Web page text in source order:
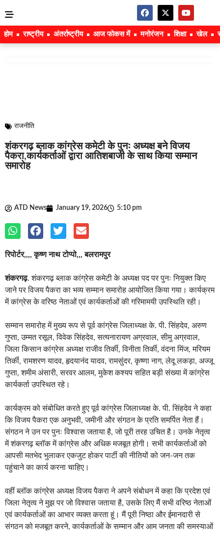
होम राष्ट्रीय अंतर्राष्ट्रीय आज फोकस में मनोरंजन शिक्षा खेल
राजनीति
शंकरगढ़ ब्लाक कांग्रेस कमेटी के पुनः अध्यक्ष बने विजय
पैकरा,कार्यकर्ताओं द्वारा आतिशबाजी के साथ किया सम्मान
समारोह
ATD News January 19, 2026 5:10 pm
रिपोर्टर,,,, कृष्ण नाथ टोप्पो,,, बलरामपुर
शंकरगढ़. शंकरगढ़ ब्लाक कांग्रेस कमेटी के अध्यक्ष पद पर पुनः नियुक्त किए
जाने पर विजय पैकरा का भव्य सम्मान समारोह आयोजित किया गया। कार्यक्रम
में कांग्रेस के वरिष्ठ नेताओं एवं कार्यकर्ताओं की गरिमामयी उपस्थिति रही।
सम्मान समारोह में मुख्य रूप से पूर्व कांग्रेस जिलाध्यक्ष के. पी. सिंहदेव, अरुण
गुप्ता, उम्मत रसूल, विवेक सिंहदेव, सत्यनारायण अग्रवाल, सीमु अग्रवाल,
जिला किसान कांग्रेस अध्यक्ष राजीव तिर्की, विनीता तिर्की, वंदना मिंज, मरियम
तिर्की, रामशरण यादव, हृदयानंद यादव, रामसुंदर, कृष्णा नाग, लेदू लकड़ा, अज्जू
गुप्ता, शमीम अंसारी, सरवर आलम, मुकेश कश्यप सहित बड़ी संख्या में कांग्रेस
कार्यकर्ता उपस्थित रहे।
कार्यक्रम को संबोधित करते हुए पूर्व कांग्रेस जिलाध्यक्ष के. पी. सिंहदेव ने कहा
कि विजय पैकरा एक अनुभवी, जमीनी और संगठन के प्रति समर्पित नेता हैं।
संगठन ने उन पर पुनः विश्वास जताया है, जो पूरी तरह उचित है। उनके नेतृत्व
में शंकरगढ़ ब्लॉक में कांग्रेस और अधिक मजबूत होगी। सभी कार्यकर्ताओं को
आपसी मतभेद भुलाकर एकजुट होकर पार्टी की नीतियों को जन-जन तक
पहुंचाने का कार्य करना चाहिए।
वहीं ब्लॉक कांग्रेस अध्यक्ष विजय पैकरा ने अपने संबोधन में कहा कि प्रदेश एवं
जिला नेतृत्व ने मुझ पर जो विश्वास जताया है, उसके लिए मैं सभी वरिष्ठ नेताओं
एवं कार्यकर्ताओं का आभार व्यक्त करता हूं। मैं पूरी निष्ठा और ईमानदारी से
संगठन को मजबूत करने, कार्यकर्ताओं के सम्मान और आम जनता की समस्याओं